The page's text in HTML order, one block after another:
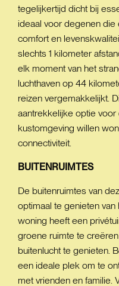
tegelijkertijd dicht bij
ideaal voor degenen
comfort en
slechts 1 kilometer
elk moment van het
luchthaven op 44
reizen vergemakkelijkt.
aantrekkelijke optie
kustomgeving willen
connectiviteit.
BUITENRUIMTES
De buitenruimtes van
optimaal te genieten
woning heeft een
groene ruimte te
buitenlucht te genieten.
een ideale plek om te
met vrienden en familie.